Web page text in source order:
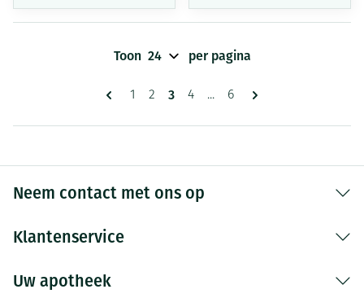
Pagina's
Pagina
1 Pagina
2 U lees momenteel pagina
3 Pagina
4 ... Pagina
6
Toon per pagina
Neem contact met ons op
Klantenservice
Uw apotheek